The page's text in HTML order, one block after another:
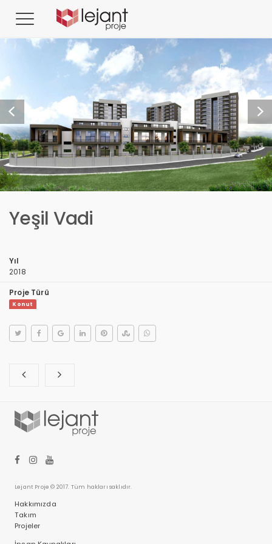
Yeşil Vadi
Yıl
2018
Proje Türü
Konut
Lejant Proje © 2017. Tüm hakları saklıdır.
Hakkımızda
Takım
Projeler